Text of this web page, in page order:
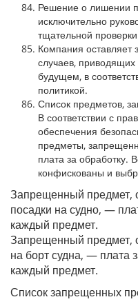
Решение о лишении
исключительно
тщательной
Компания оставляет
случаев,
будущем, в
политикой.
Список предметов,
В соответствии с
обеспечения
предметы,
плата за обработку.
конфискованы и
Запрещенный предмет,
посадки на судно, —
каждый предмет.
Запрещенный предмет,
на борт судна, — плата
каждый предмет.
Список запрещенных